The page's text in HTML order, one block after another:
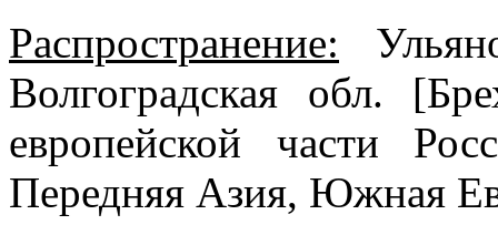
Распространение:
Волгоградская обл.
eвропейской части
Передняя Азия, Южная